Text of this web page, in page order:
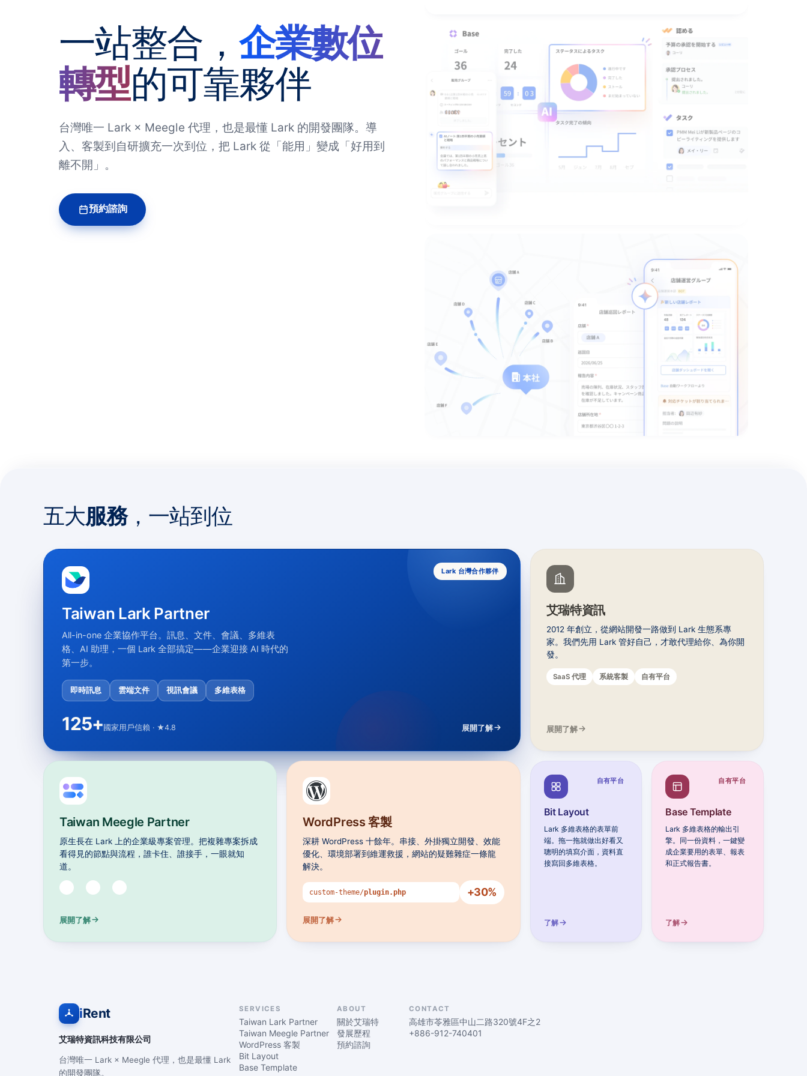
一站整合， 企業數位
轉型的可靠夥伴
台灣唯一 Lark × Meegle 代理，也是最懂 Lark 的開發團隊。導
入、客製到自研擴充一次到位，把 Lark 從「能用」變成「好用到
離不開」。
預約諮詢
五大服務，一站到位
Lark 台灣合作夥伴
Taiwan Lark Partner
All-in-one 企業協作平台。訊息、文件、會議、多維表
格、AI 助理，一個 Lark 全部搞定——企業迎接 AI 時代的
第一步。
即時訊息 雲端文件 視訊會議 多維表格
125+國家用戶信賴 · ★4.8 展開了解
艾瑞特資訊
2012 年創立，從網站開發一路做到 Lark 生態系專
家。我們先用 Lark 管好自己，才敢代理給你、為你開
發。
SaaS 代理 系統客製 自有平台
展開了解
Taiwan Meegle Partner
原生長在 Lark 上的企業級專案管理。把複雜專案拆成
看得見的節點與流程，誰卡住、誰接手，一眼就知
道。
展開了解
WordPress 客製
深耕 WordPress 十餘年。串接、外掛獨立開發、效能
優化、環境部署到維運救援，網站的疑難雜症一條龍
解決。
custom-theme/plugin.php +30%
展開了解
自有平台
Bit Layout
Lark 多維表格的表單前
端。拖一拖就做出好看又
聰明的填寫介面，資料直
接寫回多維表格。
了解
自有平台
Base Template
Lark 多維表格的輸出引
擎。同一份資料，一鍵變
成企業要用的表單、報表
和正式報告書。
了解
iRent
艾瑞特資訊科技有限公司
台灣唯一 Lark × Meegle 代理，也是最懂 Lark
的開發團隊。
SERVICES
Taiwan Lark Partner
Taiwan Meegle Partner
WordPress 客製
Bit Layout
Base Template
ABOUT
關於艾瑞特
發展歷程
預約諮詢
CONTACT
高雄市苓雅區中山二路320號4F之2
+886-912-740401